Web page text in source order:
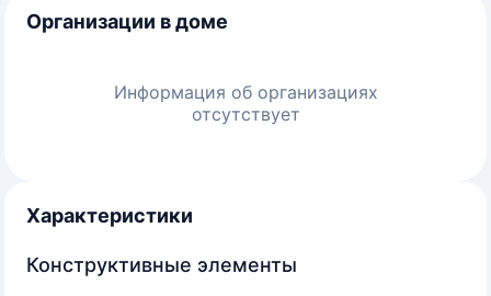
Организации в доме
Информация об организациях
отсутствует
Характеристики
Конструктивные элементы